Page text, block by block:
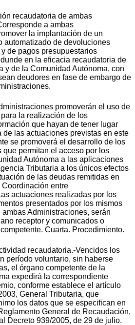
recaudatoria de ambas
a ambas
la implantación de un
automatizado de devoluciones
de pagos presupuestarios
en la eficacia recaudatoria de
y de la Comunidad Autónoma, con
deudores en fase de embargo de
promoverán el uso de
la realización de los
que hayan de tener lugar
de las actuaciones previstas en este
se promoverá el desarrollo de los
que permitan el acceso por los
Autónoma a las aplicaciones
Tributaria a los únicos efectos
de las deudas remitidas en
entre
actuaciones realizadas por los
presentados por los mismos
Administraciones, serán
receptor y comunicados o
Cuarta. Procedimiento.
recaudatoria.-Vencidos los
período voluntario, sin haberse
el órgano competente de la
expedirá la correspondiente
conforme establece el artículo
General Tributaria, que
los datos que se especifican en
General de Recaudación,
Decreto 939/2005, de 29 de julio.